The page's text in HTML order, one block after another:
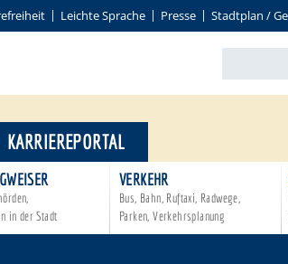
Leichte Sprache Presse Stadtplan /
in der Stadt
VERKEHR
Bus, Bahn, Ruftaxi, Radwege,
Parken, Verkehrsplanung
KARRIEREPORTAL